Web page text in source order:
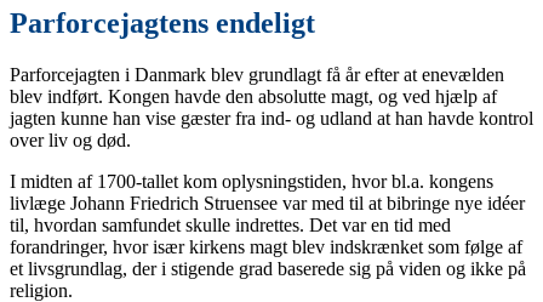
Parforcejagtens endeligt
Parforcejagten i Danmark blev grundlagt få år efter at enevælden
blev indført. Kongen havde den absolutte magt, og ved hjælp af
jagten kunne han vise gæster fra ind- og udland at han havde kontrol
over liv og død.
I midten af 1700-tallet kom oplysningstiden, hvor bl.a. kongens
livlæge Johann Friedrich Struensee var med til at bibringe nye idéer
til, hvordan samfundet skulle indrettes. Det var en tid med
forandringer, hvor især kirkens magt blev indskrænket som følge af
et livsgrundlag, der i stigende grad baserede sig på viden og ikke på
religion.